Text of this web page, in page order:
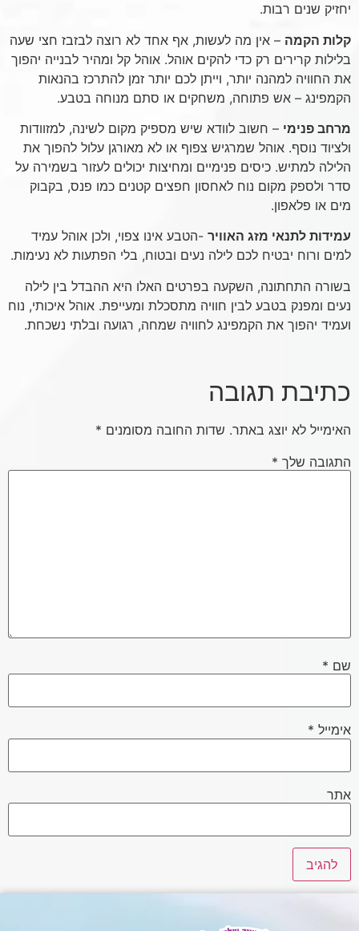
יחזיק שנים רבות.
קלות הקמה – אין מה לעשות, אף אחד לא רוצה לבזבז חצי שעה
בלילות קרירים רק כדי להקים אוהל. אוהל קל ומהיר לבנייה יהפוך
את החוויה למהנה יותר, וייתן לכם יותר זמן להתרכז בהנאות
הקמפינג – אש פתוחה, משחקים או סתם מנוחה בטבע.
מרחב פנימי – חשוב לוודא שיש מספיק מקום לשינה, למזוודות
ולציוד נוסף. אוהל שמרגיש צפוף או לא מאורגן עלול להפוך את
הלילה למתיש. כיסים פנימיים ומחיצות יכולים לעזור בשמירה על
סדר ולספק מקום נוח לאחסון חפצים קטנים כמו פנס, בקבוק
מים או פלאפון.
עמידות לתנאי מזג האוויר -הטבע אינו צפוי, ולכן אוהל עמיד
למים ורוח יבטיח לכם לילה נעים ובטוח, בלי הפתעות לא נעימות.
בשורה התחתונה, השקעה בפרטים האלו היא ההבדל בין לילה
נעים ומפנק בטבע לבין חוויה מתסכלת ומעייפת. אוהל איכותי, נוח
ועמיד יהפוך את הקמפינג לחוויה שמחה, רגועה ובלתי נשכחת.
כתיבת תגובה
האימייל לא יוצג באתר. שדות החובה מסומנים *
התגובה שלך *
שם *
אימייל *
אתר